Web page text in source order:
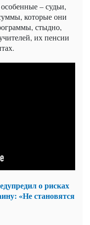
– судьи,
которые они
стыдно,
их пенсии
о рисках
«Не становятся